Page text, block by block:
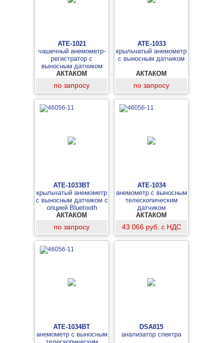
АТЕ-1021
чашечный анемометр-
регистратор с
выносным датчиком
АКТАКОМ
по запросу
АТЕ-1033
крыльчатый анемометр
с выносным датчиком
АКТАКОМ
по запросу
АТЕ-1033BT
крыльчатый анемометр
с выносным датчиком с
опцией Bluetooth
АКТАКОМ
по запросу
АТЕ-1034
анемометр с выносным
телескопическим
датчиком
АКТАКОМ
43 066 руб. с НДС
АТЕ-1034BT
анемометр с выносным
DSA815
анализатор спектра